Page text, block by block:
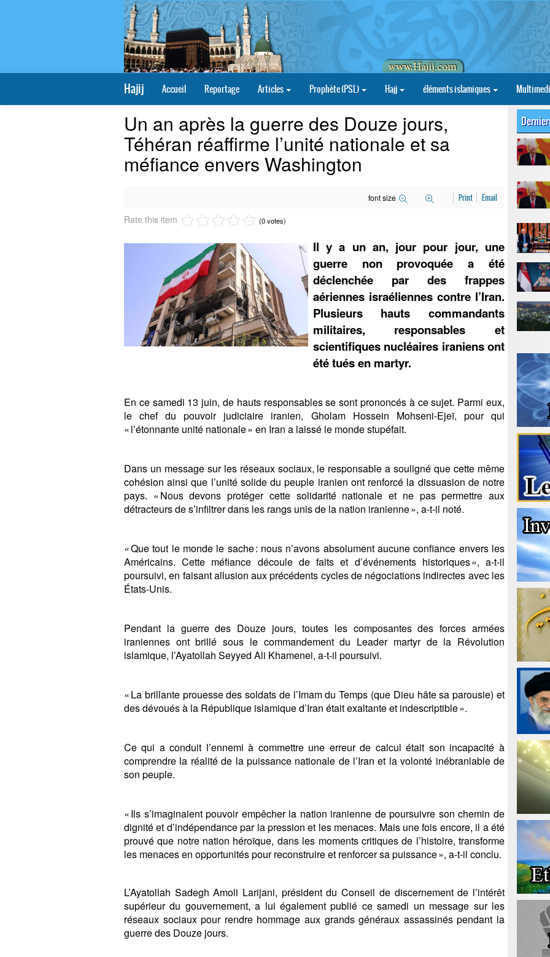
Hajij Accueil Reportage Articles Prophète (PSL) Hajj éléments islamiques
Un an après la guerre des Douze jours,
Téhéran réaffirme l’unité nationale et sa
méfiance envers Washington
font size Print Email
Rate this item (0 votes)
Il y a un an, jour pour jour, une
guerre non provoquée a été
déclenchée par des frappes
aériennes israéliennes contre l’Iran.
Plusieurs hauts commandants
militaires, responsables et
scientifiques nucléaires iraniens ont
été tués en martyr.
En ce samedi 13 juin, de hauts responsables se sont prononcés à ce sujet. Parmi eux,
le chef du pouvoir judiciaire iranien, Gholam Hossein Mohseni-Ejeï, pour qui
« l’étonnante unité nationale » en Iran a laissé le monde stupéfait.
Dans un message sur les réseaux sociaux, le responsable a souligné que cette même
cohésion ainsi que l’unité solide du peuple iranien ont renforcé la dissuasion de notre
pays. « Nous devons protéger cette solidarité nationale et ne pas permettre aux
détracteurs de s’infiltrer dans les rangs unis de la nation iranienne », a-t-il noté.
« Que tout le monde le sache : nous n’avons absolument aucune confiance envers les
Américains. Cette méfiance découle de faits et d’événements historiques », a-t-il
poursuivi, en faisant allusion aux précédents cycles de négociations indirectes avec les
États-Unis.
Pendant la guerre des Douze jours, toutes les composantes des forces armées
iraniennes ont brillé sous le commandement du Leader martyr de la Révolution
islamique, l’Ayatollah Seyyed Ali Khamenei, a-t-il poursuivi.
« La brillante prouesse des soldats de l’Imam du Temps (que Dieu hâte sa parousie) et
des dévoués à la République islamique d’Iran était exaltante et indescriptible ».
Ce qui a conduit l’ennemi à commettre une erreur de calcul était son incapacité à
comprendre la réalité de la puissance nationale de l’Iran et la volonté inébranlable de
son peuple.
« Ils s’imaginaient pouvoir empêcher la nation iranienne de poursuivre son chemin de
dignité et d’indépendance par la pression et les menaces. Mais une fois encore, il a été
prouvé que notre nation héroïque, dans les moments critiques de l’histoire, transforme
les menaces en opportunités pour reconstruire et renforcer sa puissance », a-t-il conclu.
L’Ayatollah Sadegh Amoli Larijani, président du Conseil de discernement de l’intérêt
supérieur du gouvernement, a lui également publié ce samedi un message sur les
réseaux sociaux pour rendre hommage aux grands généraux assassinés pendant la
guerre des Douze jours.